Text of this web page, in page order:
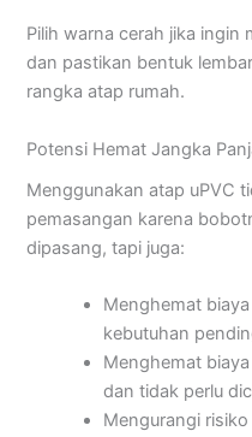
Pilih warna cerah jika ingin
dan pastikan bentuk
rangka atap rumah.
Potensi Hemat Jangka
Menggunakan atap uPVC
pemasangan karena
dipasang, tapi juga:
Menghemat
kebutuhan
Menghemat
dan tidak perlu
Mengurangi